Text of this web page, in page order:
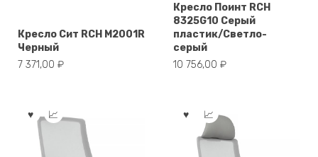
Кресло Сит RCH M2001R
Черный
7 371,00 ₽
Кресло Поинт RCH
8325G10 Серый
пластик/Светло-
серый
10 756,00 ₽